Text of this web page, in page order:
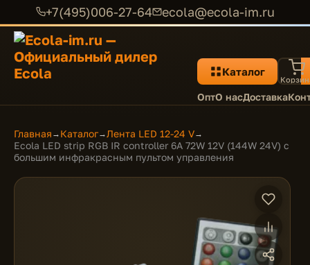
+7(495)006-27-64 ecola@ecola-im.ru
Каталог
ОптО насДоставка
Главная → Каталог→Лента LED 12-24 V→
Ecola LED strip RGB IR controller 6A 72W 12V (144W 24V) с
большим инфракрасным пультом управления